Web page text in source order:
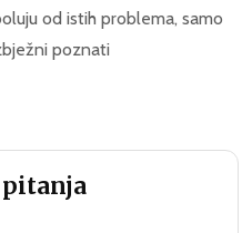
od istih problema, samo
poznati
pitanja